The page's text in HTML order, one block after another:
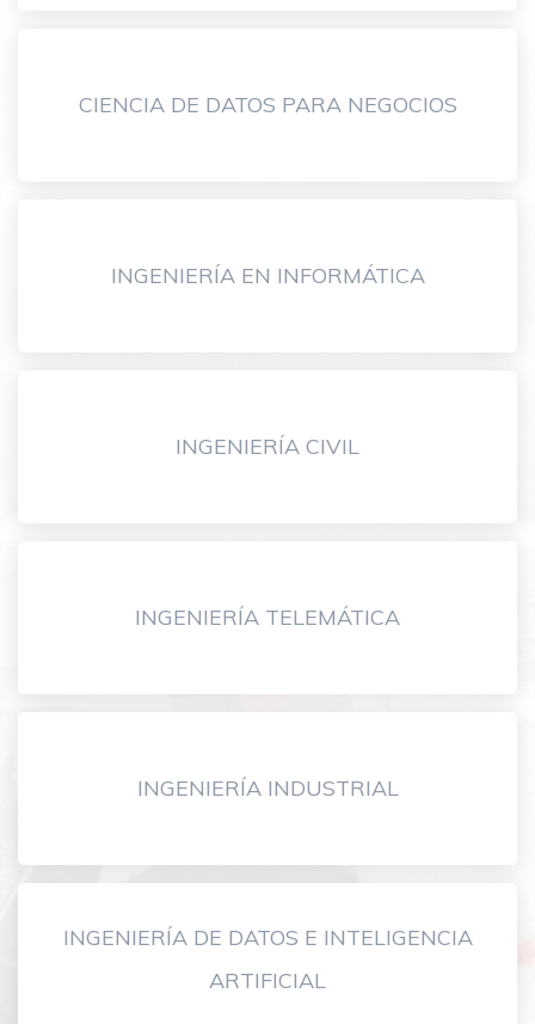
CIENCIA DE DATOS PARA NEGOCIOS
INGENIERÍA EN INFORMÁTICA
INGENIERÍA CIVIL
INGENIERÍA TELEMÁTICA
INGENIERÍA INDUSTRIAL
INGENIERÍA DE DATOS E INTELIGENCIA
ARTIFICIAL